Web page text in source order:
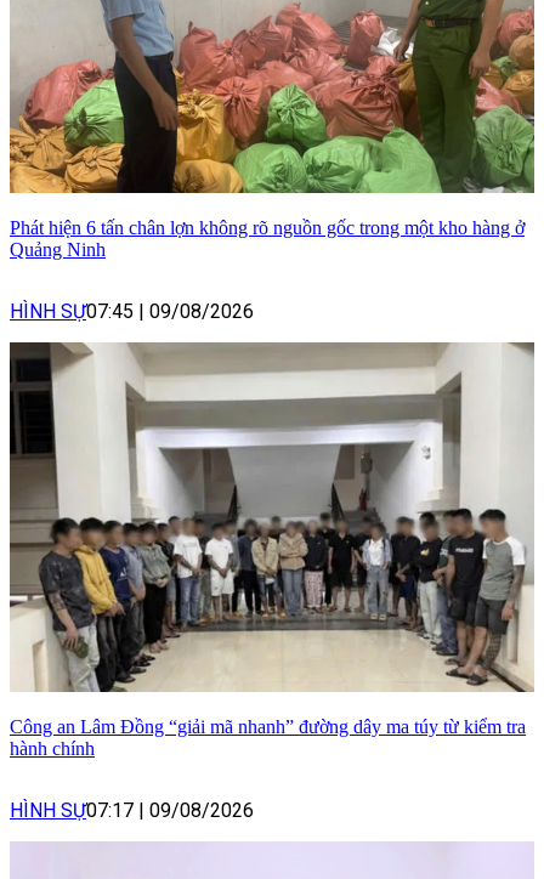
Phát hiện 6 tấn chân lợn không rõ nguồn gốc trong một kho hàng ở
Quảng Ninh
HÌNH SỰ07:45 | 09/08/2026
Công an Lâm Đồng “giải mã nhanh” đường dây ma túy từ kiểm tra
hành chính
HÌNH SỰ07:17 | 09/08/2026